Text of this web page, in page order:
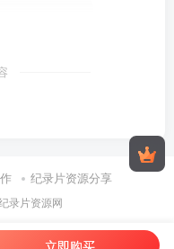
纪录片资源分享
录片资源网
立即购买